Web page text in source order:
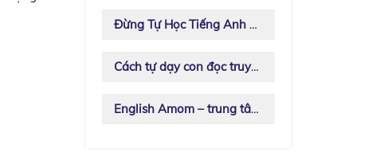
Đừng Tự Học Tiếng Anh Ở Nhà Khi Chưa Biết 10 Kỹ Năng Luyện Nói Sau
Cách tự dạy con đọc truyện chuẩn âm tại nhà
English Amom – trung tâm Anh ngữ tốt nhất dành cho mọi lứa tuổi